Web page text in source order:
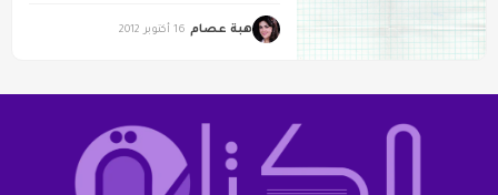
هبة عصام 16 أكتوبر 2012